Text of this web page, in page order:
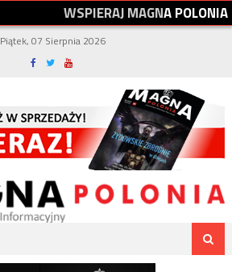
WSPIERAJMAGNAPOLONIA
Piątek, 07 Sierpnia 2026